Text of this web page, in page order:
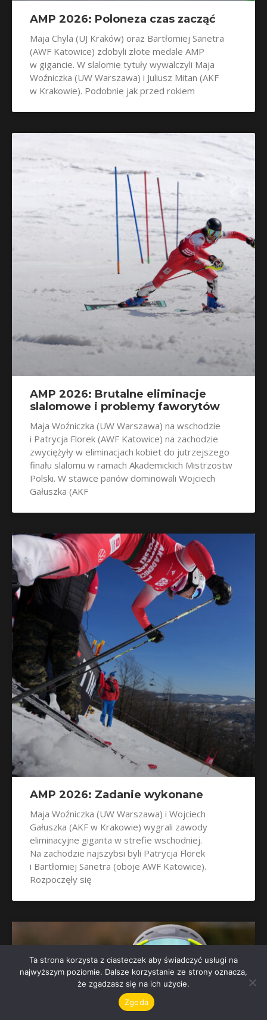
AMP 2026: Poloneza czas zacząć
Maja Chyla (UJ Kraków) oraz Bartłomiej Sanetra
(AWF Katowice) zdobyli złote medale AMP
w gigancie. W slalomie tytuły wywalczyli Maja
Woźniczka (UW Warszawa) i Juliusz Mitan (AKF
w Krakowie). Podobnie jak przed rokiem
AMP 2026: Brutalne eliminacje
slalomowe i problemy faworytów
Maja Woźniczka (UW Warszawa) na wschodzie
i Patrycja Florek (AWF Katowice) na zachodzie
zwyciężyły w eliminacjach kobiet do jutrzejszego
finału slalomu w ramach Akademickich Mistrzostw
Polski. W stawce panów dominowali Wojciech
Gałuszka (AKF
AMP 2026: Zadanie wykonane
Maja Woźniczka (UW Warszawa) i Wojciech
Gałuszka (AKF w Krakowie) wygrali zawody
eliminacyjne giganta w strefie wschodniej.
Na zachodzie najszybsi byli Patrycja Florek
i Bartłomiej Sanetra (oboje AWF Katowice).
Rozpoczęły się
Ta strona korzysta z ciasteczek aby świadczyć usługi na
najwyższym poziomie. Dalsze korzystanie ze strony oznacza,
że zgadzasz się na ich użycie.
Zgoda